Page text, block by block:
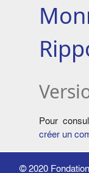
Pour
créer un
© 2020